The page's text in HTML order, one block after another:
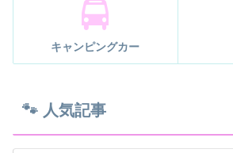
キャンピングカー
🐾 人気記事